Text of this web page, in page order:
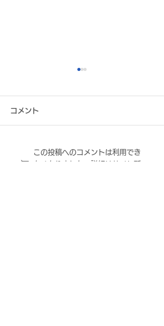
8月2日（日） 2026年度
コメント
この投稿へのコメントは利用でき